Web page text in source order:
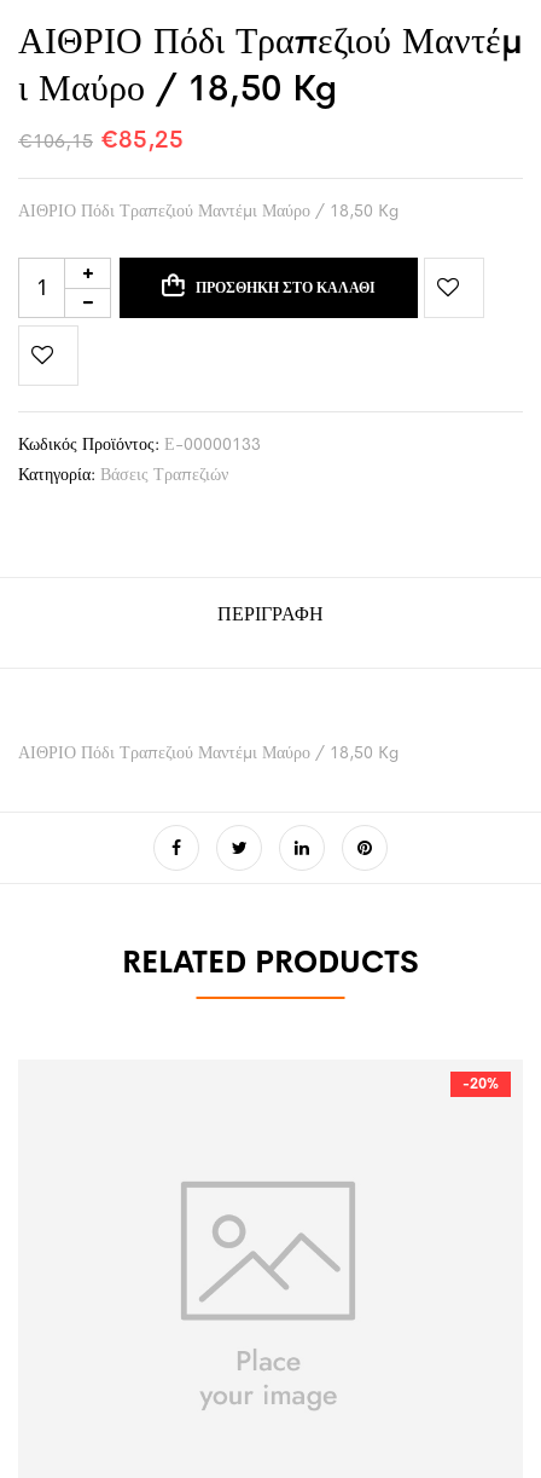
ΑΙΘΡΙΟ Πόδι Τραπεζιού Μαντέμ
Ι Μαύρο / 18,50 Kg
€106,15 €85,25
ΑΙΘΡΙΟ Πόδι Τραπεζιού Μαντέμι Μαύρο / 18,50 Kg
ΠΡΟΣΘΉΚΗ ΣΤΟ ΚΑΛΆΘΙ
Κωδικός Προϊόντος: Ε-00000133
Κατηγορία: Βάσεις Τραπεζιών
ΠΕΡΙΓΡΑΦΉ
ΑΙΘΡΙΟ Πόδι Τραπεζιού Μαντέμι Μαύρο / 18,50 Kg
RELATED PRODUCTS
-20%